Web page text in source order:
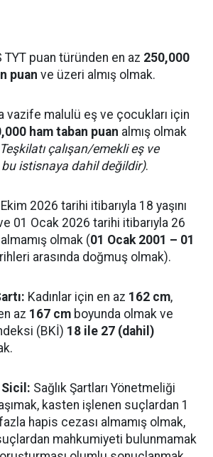
TYT puan türünden en az 250,000
puan ve üzeri almış olmak.
vazife malulü eş ve çocukları için
ham taban puan almış olmak
çalışan/emekli eş ve
bu istisnaya dahil değildir).
2026 tarihi itibarıyla 18 yaşını
01 Ocak 2026 tarihi itibarıyla 26
olmak (01 Ocak 2001 – 01
arasında doğmuş olmak).
Kadınlar için en az 162 cm,
az 167 cm boyunda olmak ve
(BKİ) 18 ile 27 (dahil)
Sicil: Sağlık Şartları Yönetmeliği
kasten işlenen suçlardan 1
hapis cezası almamış olmak,
mahkumiyeti bulunmamak